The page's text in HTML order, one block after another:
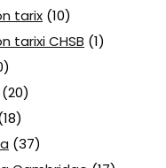
tarix (10)
tarixi CHSB (1)
(20)
(37)